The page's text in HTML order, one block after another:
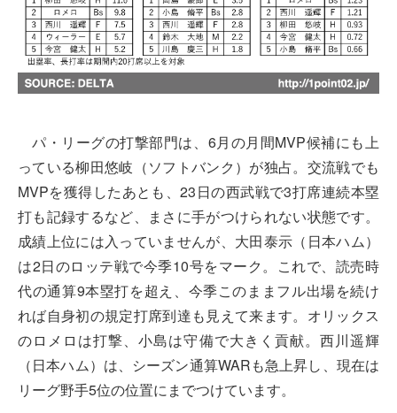
パ・リーグの打撃部門は、6月の月間MVP候補にも上
っている柳田悠岐（ソフトバンク）が独占。交流戦でも
MVPを獲得したあとも、23日の西武戦で3打席連続本塁
打も記録するなど、まさに手がつけられない状態です。
成績上位には入っていませんが、大田泰示（日本ハム）
は2日のロッテ戦で今季10号をマーク。これで、読売時
代の通算9本塁打を超え、今季このままフル出場を続け
れば自身初の規定打席到達も見えて来ます。オリックス
のロメロは打撃、小島は守備で大きく貢献。西川遥輝
（日本ハム）は、シーズン通算WARも急上昇し、現在は
リーグ野手5位の位置にまでつけています。